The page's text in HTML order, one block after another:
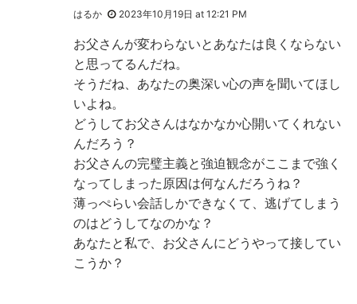
はるか 2023年10月19日 at 12:21 PM
お父さんが変わらないとあなたは良くならない
と思ってるんだね。
そうだね、あなたの奥深い心の声を聞いてほし
いよね。
どうしてお父さんはなかなか心開いてくれない
んだろう？
お父さんの完璧主義と強迫観念がここまで強く
なってしまった原因は何なんだろうね？
薄っぺらい会話しかできなくて、逃げてしまう
のはどうしてなのかな？
あなたと私で、お父さんにどうやって接してい
こうか？